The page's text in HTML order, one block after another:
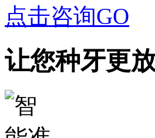
点击咨询GO
让您种牙更